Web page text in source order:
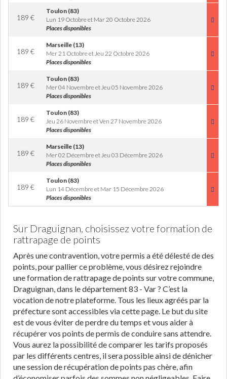
189 €
Toulon (83)
Lun 19 Octobre et Mar 20 Octobre 2026
Places disponibles
189 €
Marseille (13)
Mer 21 Octobre et Jeu 22 Octobre 2026
Places disponibles
189 €
Toulon (83)
Mer 04 Novembre et Jeu 05 Novembre 2026
Places disponibles
189 €
Toulon (83)
Jeu 26 Novembre et Ven 27 Novembre 2026
Places disponibles
189 €
Marseille (13)
Mer 02 Décembre et Jeu 03 Décembre 2026
Places disponibles
189 €
Toulon (83)
Lun 14 Décembre et Mar 15 Décembre 2026
Places disponibles
Sur Draguignan, choisissez votre formation de
rattrapage de points
Après une contravention, votre permis a été délesté de des
points, pour pallier ce problème, vous désirez rejoindre
une formation de rattrapage de points sur votre commune,
Draguignan, dans le département 83 - Var ? C’est la
vocation de notre plateforme. Tous les lieux agréés par la
préfecture sont accessibles via cette page. Le but du site
est de vous éviter de perdre du temps et vous aider à
récupérer vos points de permis de conduire sans attendre.
Vous aurez la possibilité de comparer les tarifs proposés
par les différents centres, il sera possible ainsi de dénicher
une session de récupération de points pas chère, afin